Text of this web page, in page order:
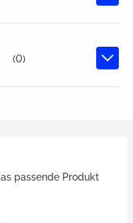
(0)
passende Produkt